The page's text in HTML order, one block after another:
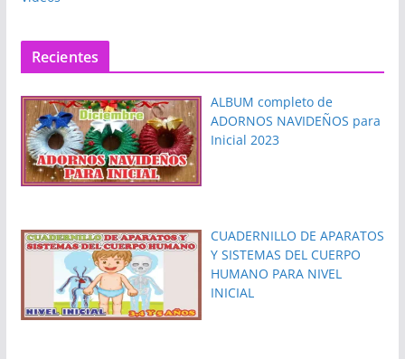
Recientes
ALBUM completo de
ADORNOS NAVIDEÑOS para
Inicial 2023
CUADERNILLO DE APARATOS
Y SISTEMAS DEL CUERPO
HUMANO PARA NIVEL
INICIAL